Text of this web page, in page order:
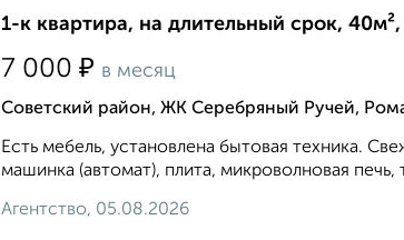
1-к квартира, на длительный срок,
7 000 ₽ в месяц
Советский район, ЖК Серебряный Ручей,
Есть мебель, установлена бытовая техника.
машинка (автомат), плита, микроволновая
Агентство, 05.08.2026